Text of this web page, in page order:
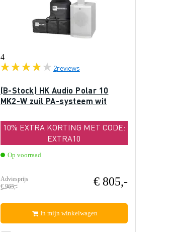
4
2reviews
(B-Stock) HK Audio Polar 10
MK2-W zuil PA-systeem wit
10% EXTRA KORTING MET CODE:
EXTRA10
Op voorraad
Adviesprijs
€ 965,-
€ 805,-
In mijn winkelwagen